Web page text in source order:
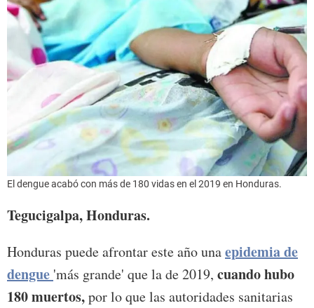
El dengue acabó con más de 180 vidas en el 2019 en Honduras.
Tegucigalpa, Honduras.
Honduras puede afrontar este año unaepidemia de
dengue 'más grande' que la de 2019, cuando hubo
180 muertos,por lo que las autoridades sanitarias